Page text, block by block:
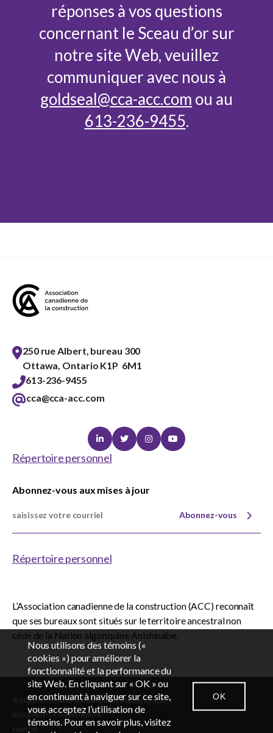
EN
CONTACTEZ-NOUS SALLE DES NOUVELLES
réponses à vos questions
concernant le Sceau d’or sur
notre site Web, veuillez
communiquer avec nous à
goldseal@cca-acc.com ou au
613-236-9455.
250 rue Albert, bureau 300
Ottawa, Ontario K1P 6M1
613-236-9455
cca@cca-acc.com
LinkedinTwitterInstagramYoutube
Répertoire personnel
Abonnez-vous aux mises à jour
Abonnez-vous
Répertoire personnel
L’Association canadienne de la construction (ACC) reconnaît
que ses bureaux sont situés sur le territoire ancestral non
cédé de la Nation algonquine Anishinabe.
© 2026 Association canadienne de la construction
RÈGLEMENTS ADMINISTRATIFS
EMPLOIS
Nous utilisons des témoins («
cookies ») pour améliorer la
fonctionnalité et la performance du
site Web. En cliquant sur « OK » ou
en continuant à naviguer sur ce site,
vous acceptez l’utilisation de
témoins. Pour en savoir plus, visitez
OK